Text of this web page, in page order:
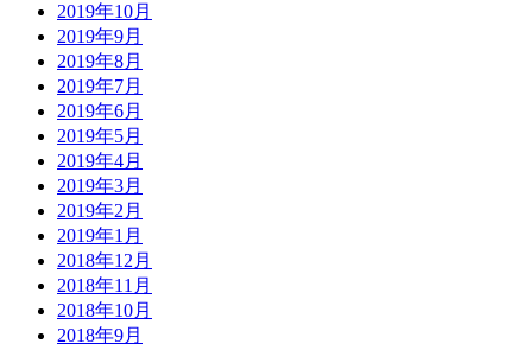
2019年10月
2019年9月
2019年8月
2019年7月
2019年6月
2019年5月
2019年4月
2019年3月
2019年2月
2019年1月
2018年12月
2018年11月
2018年10月
2018年9月